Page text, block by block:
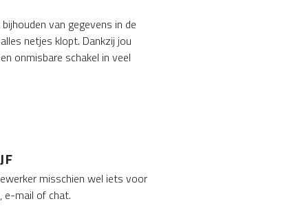
van gegevens in de
netjes klopt. Dankzij jou
onmisbare schakel in veel
misschien wel iets voor
e-mail of chat.